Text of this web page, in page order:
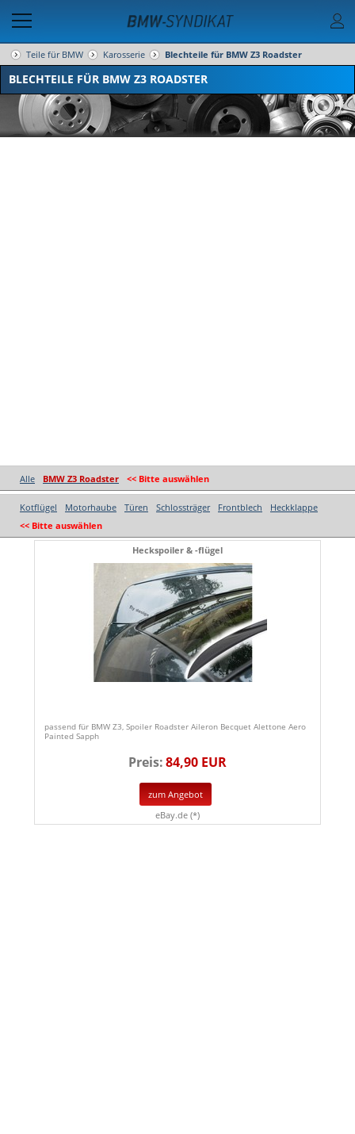
Teile für BMW Karosserie Blechteile für BMW Z3 Roadster
BLECHTEILE FÜR BMW Z3 ROADSTER
Alle BMW Z3 Roadster << Bitte auswählen
Kotflügel Motorhaube Türen Schlossträger Frontblech
Heckklappe
<< Bitte auswählen
Heckspoiler & -flügel
passend für BMW Z3, Spoiler Roadster Aileron Becquet Alettone Aero
Painted Sapph
Preis:84,90 EUR
zum Angebot
eBay.de (*)